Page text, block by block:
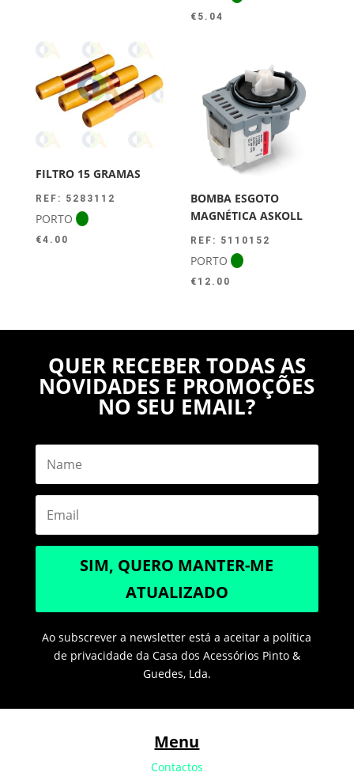
€ 5.04
FILTRO 15 GRAMAS
REF: 5283112
PORTO
€4.00
BOMBA ESGOTO
MAGNÉTICA ASKOLL
REF: 5110152
PORTO
€ 12.00
QUER RECEBER TODAS AS
NOVIDADES E PROMOÇÕES
NO SEU EMAIL?
SIM, QUERO MANTER-ME
ATUALIZADO
Ao subscrever a newsletter está a aceitar a política
de privacidade da Casa dos Acessórios Pinto &
Guedes, Lda.
Menu
Contactos